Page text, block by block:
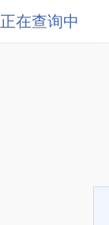
正在查询中